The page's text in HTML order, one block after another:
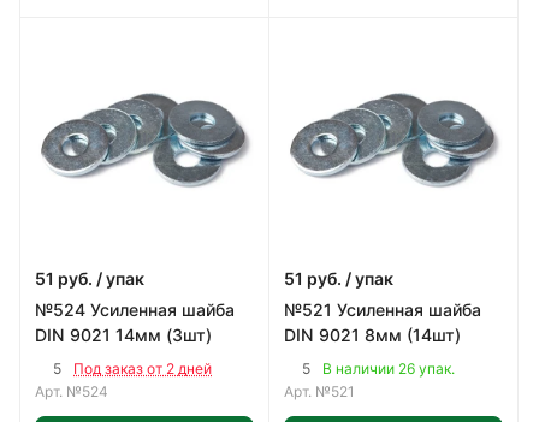
51 руб. / упак
№524 Усиленная шайба
DIN 9021 14мм (3шт)
5
Под заказ от 2 дней
Арт. №524
51 руб. / упак
№521 Усиленная шайба
DIN 9021 8мм (14шт)
5
В наличии 26 упак.
Арт. №521